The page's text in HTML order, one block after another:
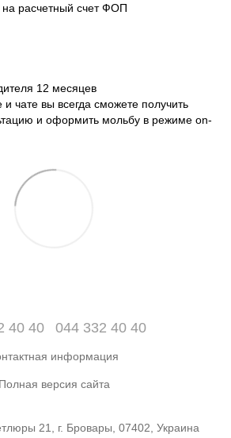
расчетный счет ФОП
12 месяцев
чате вы всегда сможете получить
и оформить мольбу в режиме on-
40 40 044 332 40 40
информация
Полная версия сайта
21, г. Бровары, 07402, Украина